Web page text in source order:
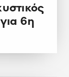
6η